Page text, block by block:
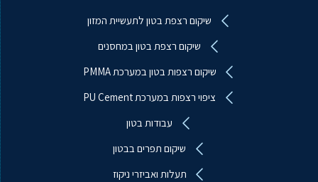
שיקום רצפת בטון לתעשיית המזון
שיקום רצפת בטון במחסנים
שיקום רצפות בטון במערכת PMMA
ציפוי רצפות במערכת PU Cement
עבודות בטון
שיקום תפרים בבטון
תעלות ואביזרי ניקוז
ע.ב.מ עבודות ביטון מיוחדות